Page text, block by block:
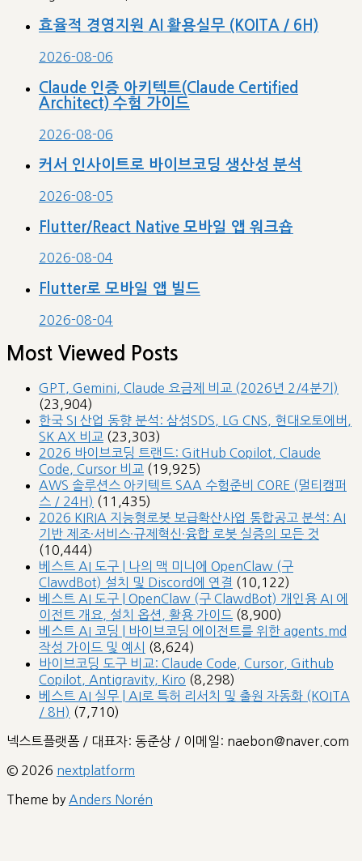
효율적 경영지원 AI 활용실무 (KOITA / 6H)
2026-08-06
Claude 인증 아키텍트(Claude Certified
Architect) 수험 가이드
2026-08-06
커서 인사이트로 바이브코딩 생산성 분석
2026-08-05
Flutter/React Native 모바일 앱 워크숍
2026-08-04
Flutter로 모바일 앱 빌드
2026-08-04
Most Viewed Posts
GPT, Gemini, Claude 요금제 비교 (2026년 2/4분기)
(23,904)
한국 SI 산업 동향 분석: 삼성SDS, LG CNS, 현대오토에버,
SK AX 비교 (23,303)
2026 바이브코딩 트랜드: GitHub Copilot, Claude
Code, Cursor 비교 (19,925)
AWS 솔루션스 아키텍트 SAA 수험준비 CORE (멀티캠퍼
스 / 24H) (11,435)
2026 KIRIA 지능형로봇 보급확산사업 통합공고 분석: AI
기반 제조·서비스·규제혁신·융합 로봇 실증의 모든 것
(10,444)
베스트 AI 도구 | 나의 맥 미니에 OpenClaw (구
ClawdBot) 설치 및 Discord에 연결 (10,122)
베스트 AI 도구 | OpenClaw (구 ClawdBot) 개인용 AI 에
이전트 개요, 설치 옵션, 활용 가이드 (8,900)
베스트 AI 코딩 | 바이브코딩 에이전트를 위한 agents.md
작성 가이드 및 예시
(8,624)
바이브코딩 도구 비교: Claude Code, Cursor, Github
Copilot, Antigravity, Kiro (8,298)
베스트 AI 실무 | AI로 특허 리서치 및 출원 자동화 (KOITA
/ 8H) (7,710)
넥스트플랫폼 / 대표자: 동준상 / 이메일: naebon@naver.com
© 2026 nextplatform
Theme by Anders Norén